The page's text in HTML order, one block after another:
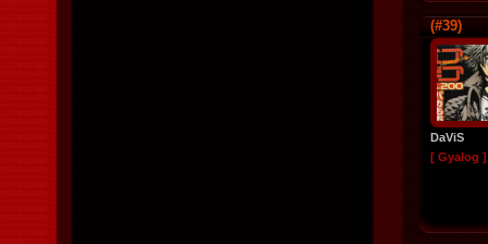
(#39)
DaViS
[ Gyalog ]